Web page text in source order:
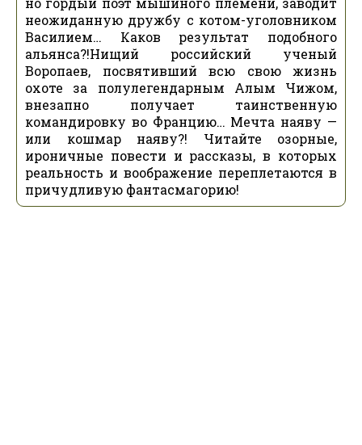
неожиданную дружбу с котом-уголовником
Василием… Каков результат подобного
альянса?!Нищий российский ученый
Воропаев, посвятивший всю свою жизнь
охоте за полулегендарным Алым Чижом,
внезапно получает таинственную
командировку во Францию… Мечта наяву —
или кошмар наяву?! Читайте озорные,
ироничные повести и рассказы, в которых
реальность и воображение переплетаются в
причудливую фантасмагорию!